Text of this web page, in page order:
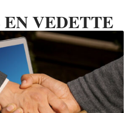
VEDETTE